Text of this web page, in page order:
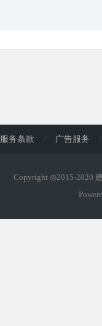
服务条款 / 广告服务 /
Copyright ◎2015-2020